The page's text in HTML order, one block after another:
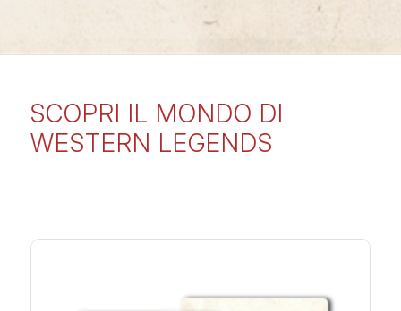
SCOPRI IL MONDO DI
WESTERN LEGENDS